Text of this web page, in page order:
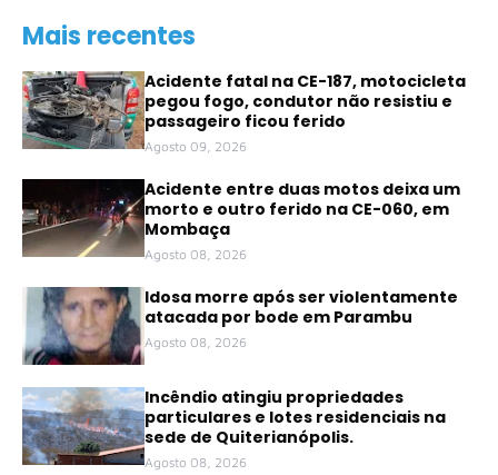
Mais recentes
Acidente fatal na CE-187, motocicleta
pegou fogo, condutor não resistiu e
passageiro ficou ferido
Agosto 09, 2026
Acidente entre duas motos deixa um
morto e outro ferido na CE-060, em
Mombaça
Agosto 08, 2026
Idosa morre após ser violentamente
atacada por bode em Parambu
Agosto 08, 2026
Incêndio atingiu propriedades
particulares e lotes residenciais na
sede de Quiterianópolis.
Agosto 08, 2026